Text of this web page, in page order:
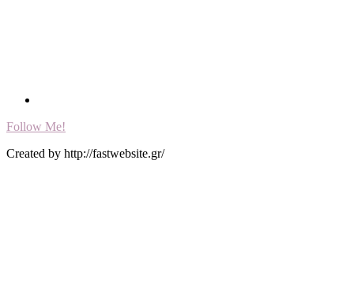
Follow Me!
Created by http://fastwebsite.gr/